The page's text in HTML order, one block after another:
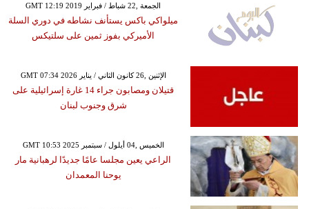
GMT 12:19 2019 الجمعة ,22 شباط / فبراير
ميلواكي باكس يستأنف نشاطه في دوري السلة
الأميركي بفوز ثمين على سلتيكس
GMT 07:34 2026 الإثنين ,26 كانون الثاني / يناير
قتيلان ومصابون جراء 14 غارة إسرائيلية على
شرق وجنوب لبنان
GMT 10:53 2025 الخميس ,04 أيلول / سبتمبر
الراعي يعين مجلسا عامًا جديدًا لرهبانية مار
يوحنا المعمدان